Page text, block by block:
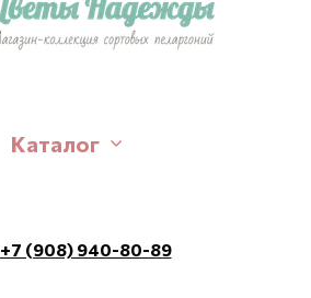
Каталог
+7 (908) 940-80-89